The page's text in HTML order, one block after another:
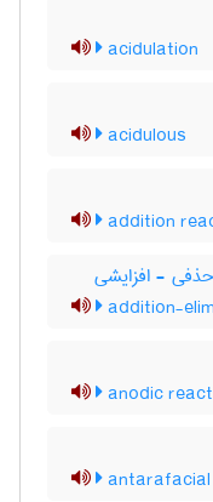
acidulation
acidulous
addition
- افزایشی
addition-
anodic